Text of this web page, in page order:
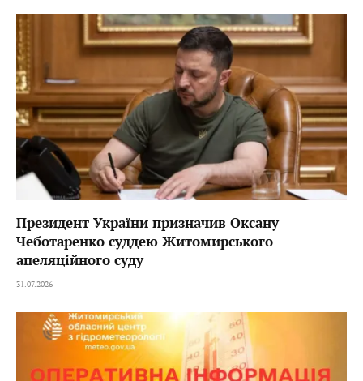
Президент України призначив Оксану
Чеботаренко суддею Житомирського
апеляційного суду
31.07.2026